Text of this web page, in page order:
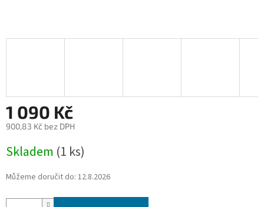
1 090 Kč
900,83 Kč bez DPH
cena:
Skladem (1 ks)
Můžeme doručit do: 12.8.2026